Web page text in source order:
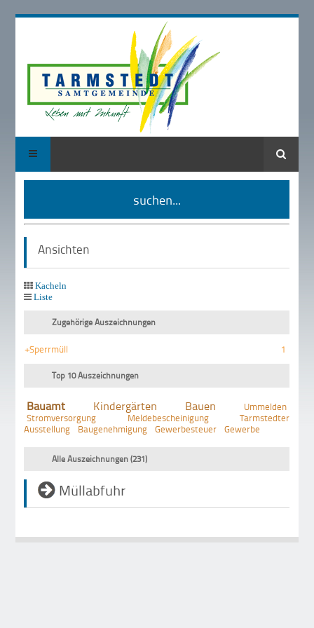
Suche
suchen...
Ansichten
Kacheln
Liste
Zugehörige Auszeichnungen
+Sperrmüll 1
Top 10 Auszeichnungen
Bauamt Kindergärten Bauen
Ummelden
Stromversorgung
Meldebescheinigung
Tarmstedter
Ausstellung
Baugenehmigung Gewerbesteuer Gewerbe
Alle Auszeichnungen (231)
Müllabfuhr